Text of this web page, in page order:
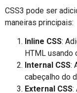
CSS3 pode ser
maneiras principais:
Inline CSS:
HTML usando
Internal CSS:
cabeçalho do
External CSS: